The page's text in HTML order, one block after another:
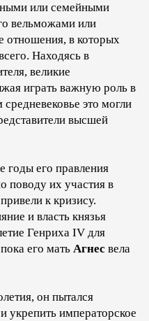
или семейными
вельможами или
отношения, в которых
Находясь в
великие
играть важную роль в
это могли
высшей
годы его правления
поводу их участия в
к кризису.
и власть князья
Генриха IV для
его мать Агнес вела
он пытался
укрепить императорское